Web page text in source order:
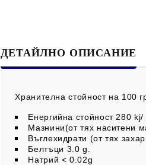
ДЕТАЙЛНО ОПИСАНИЕ
Хранителна стойност на 100
Енергийна стойност 280 kj/
Мазнини(от тях наситени
Въглехидрати (от тях
Белтъци 3.0 g.
Натрий < 0.02g